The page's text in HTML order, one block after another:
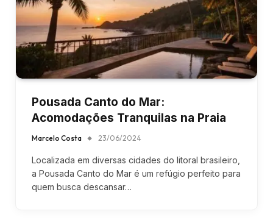
Pousada Canto do Mar:
Acomodações Tranquilas na Praia
Marcelo Costa 23/06/2024
Localizada em diversas cidades do litoral brasileiro,
a Pousada Canto do Mar é um refúgio perfeito para
quem busca descansar…